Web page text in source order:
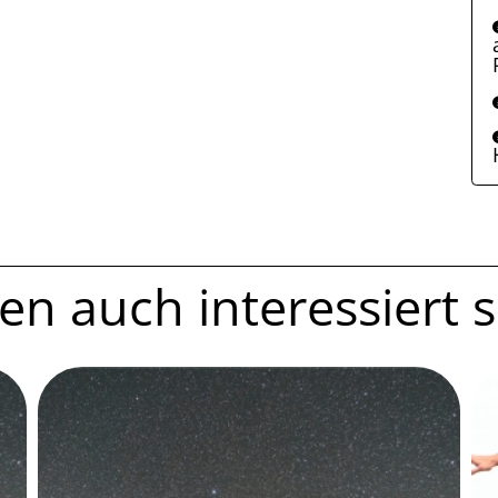
auch interessiert